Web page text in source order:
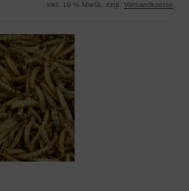
inkl. 19 % MwSt. zzgl. Versandkosten